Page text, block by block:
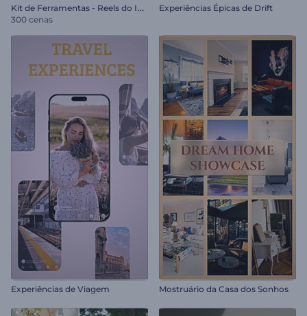
K
it de Ferramentas - Reels do Instagram
300 cenas
Experiências Épicas de Drift
Experiências de Viagem Mostruário da Casa dos Sonhos